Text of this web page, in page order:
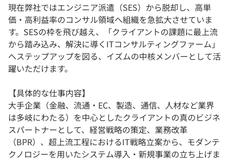
現在弊社ではエンジニア派遣（SES）から脱却し、高単
価・高利益率のコンサル領域へ組織を急拡大させていま
す。SESの枠を飛び越え、「クライアントの課題に最上流
から踏み込み、解決に導くITコンサルティングファーム」
へステップアップを図る、イズムの中核メンバーとして活
躍いただけます。
【具体的な仕事内容】
大手企業（金融、流通・EC、製造、通信、人材など業界
は多岐にわたる）を中心としたクライアントの真のビジネ
スパートナーとして、経営戦略の策定、業務改革
（BPR）、超上流工程におけるIT戦略立案から、モダンテ
クノロジーを用いたシステム導入・新規事業の立ち上げま